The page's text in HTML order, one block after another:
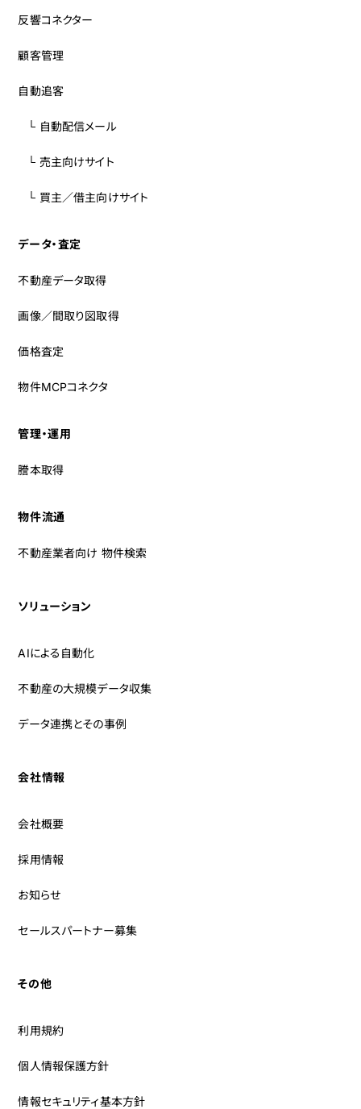
反響コネクター
顧客管理
自動追客
└ 自動配信メール
└ 売主向けサイト
└ 買主／借主向けサイト
データ・査定
不動産データ取得
画像／間取り図取得
価格査定
物件MCPコネクタ
管理・運用
謄本取得
物件流通
不動産業者向け 物件検索
ソリューション
AIによる自動化
不動産の大規模データ収集
データ連携とその事例
会社情報
会社概要
採用情報
お知らせ
セールスパートナー募集
その他
利用規約
個人情報保護方針
情報セキュリティ基本方針